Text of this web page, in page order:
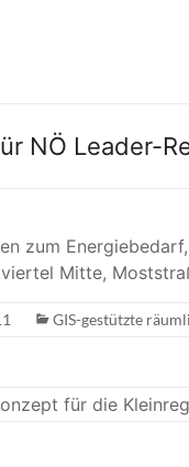
NÖ Leader-
zum
Mitte,
GIS-gestützte
für die